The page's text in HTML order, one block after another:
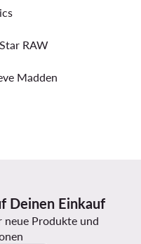
RAW
Madden
Deinen Einkauf
Produkte und